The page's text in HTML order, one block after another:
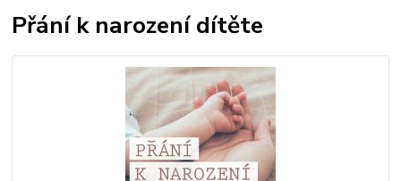
Přání k narození dítěte